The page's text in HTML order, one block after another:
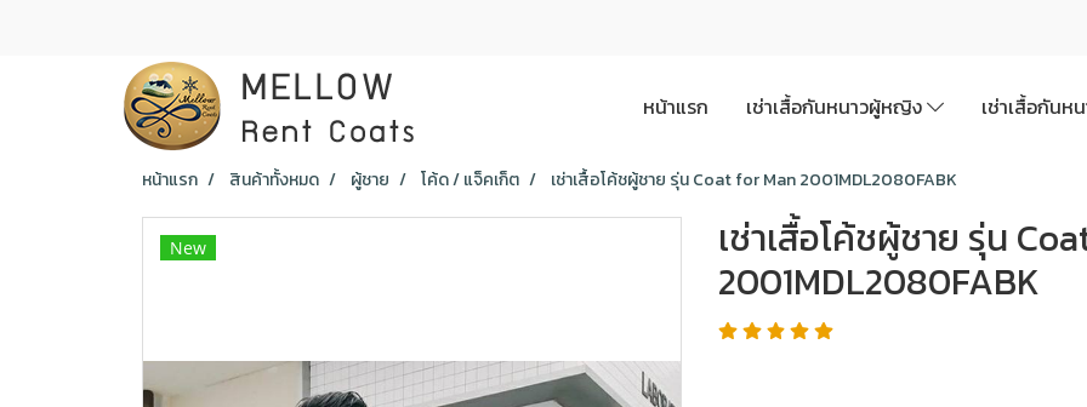
หน้าแรก เช่าเสื้อกันหนาวผู้หญิง เช่าเสื้อกันห
หน้าแรก สินค้าทั้งหมด ผู้ชาย โค้ด / แจ็คเก็ต เช่าเสื้อโค้ชผู้ชาย รุ่น Coat for Man 2001MDL2080FABK
New
เช่าเสื้อโค้ชผู้ชาย รุ่น
2001MDL2080FABK